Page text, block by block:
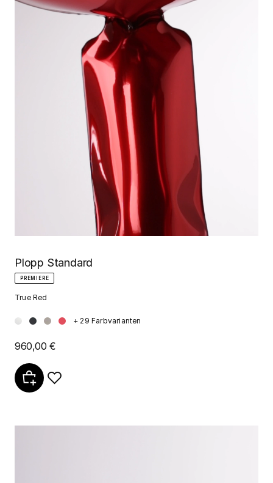
Plopp Standard
PREMIERE
True Red
+ 29 Farbvarianten
960,00 €